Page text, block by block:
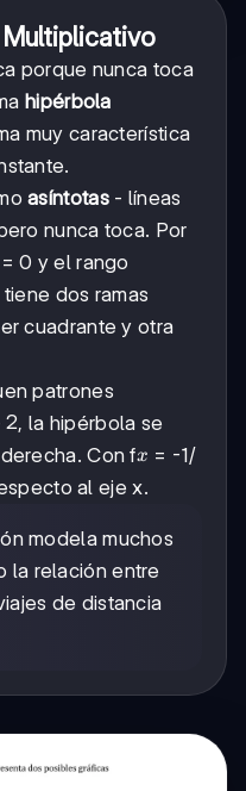
porque nunca toca
hipérbola
muy característica
asíntotas- líneas
nunca toca. Por
0 y el rango
dos ramas
cuadrante y otra
patrones
2, la hipérbola se
Con fx
x = -1/
al eje x.
modela muchos
la relación entre
de distancia